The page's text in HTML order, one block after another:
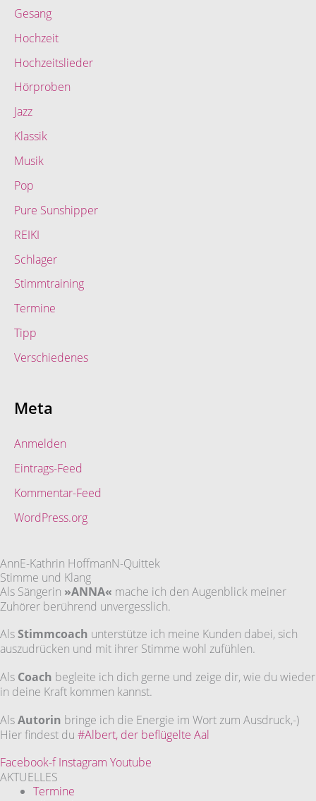
Gesang
Hochzeit
Hochzeitslieder
Hörproben
Jazz
Klassik
Musik
Pop
Pure Sunshipper
REIKI
Schlager
Stimmtraining
Termine
Tipp
Verschiedenes
Meta
Anmelden
Eintrags-Feed
Kommentar-Feed
WordPress.org
AnnE-Kathrin HoffmanN-Quittek
Stimme und Klang
Als Sängerin »ANNA« mache ich den Augenblick meiner
Zuhörer berührend unvergesslich.
AlsStimmcoach unterstütze ich meine Kunden dabei, sich
auszudrücken und mit ihrer Stimme wohl zufühlen.
Als Coach begleite ich dich gerne und zeige dir, wie du wieder
in deine Kraft kommen kannst.
AlsAutorin bringe ich die Energie im Wort zum Ausdruck,-)
Hier findest du #Albert, der beflügelte Aal
Facebook-f Instagram Youtube
AKTUELLES
Termine